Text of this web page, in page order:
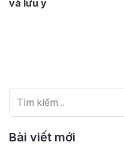
và lưu ý
Bài viết mới